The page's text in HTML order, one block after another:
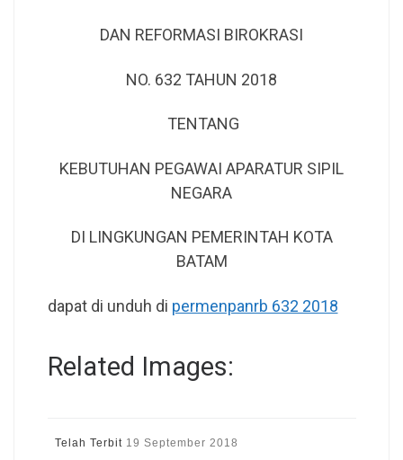
DAN REFORMASI BIROKRASI
NO. 632 TAHUN 2018
TENTANG
KEBUTUHAN PEGAWAI APARATUR SIPIL
NEGARA
DI LINGKUNGAN PEMERINTAH KOTA
BATAM
dapat di unduh di permenpanrb 632 2018
Related Images:
Telah Terbit 19 September 2018